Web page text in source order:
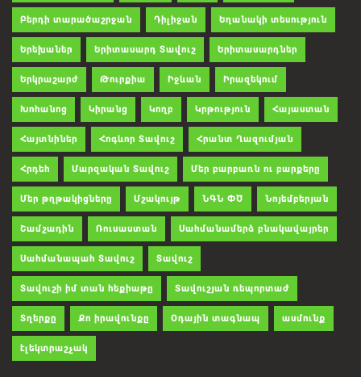
Բերդի տարածաշրջան Դիլիջան Եղանակի տեսություն
Երեխաներ Երիտասարդ Տավուշ Երիտասարդներ
Երկրաշարժ Թուրքիա Իջևան Իրազեկում
Խոհանոց Կիրանց Կողբ Կրթություն Հայաստան
Հայտնիներ Հոգևոր Տավուշ Հրանտ Ղազումյան
Հրդեհ Մարզական Տավուշ Մեր բարբառն ու բարքերը
Մեր թղթակիցները Մշակույթ ՆԳՆ ՓԾ Նոյեմբերյան
Շամշադին Ռուսաստան Սահմանամերձ բնակավայրեր
Սահմանապահ Տավուշ Տավուշ
Տավուշի իմ տան հեքիաթը Տավուշյան ռեպորտաժ
Տղերքը Քո իրավունքը Օդային տագնապ ասմունք
էլեկտրաշչակ